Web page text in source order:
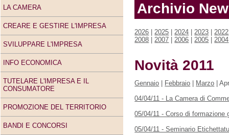
LA CAMERA
CREARE E GESTIRE L'IMPRESA
SVILUPPARE L'IMPRESA
INFO ECONOMICA
TUTELARE L'IMPRESA E IL
CONSUMATORE
PROMOZIONE DEL TERRITORIO
BANDI E CONCORSI
Archivio
2026 |2025 |2024 |2023 |2022
2008 |2007 |2006 |2005 |2004
Novità 2011
Gennaio | Febbraio | Marzo |
04/04/11 - La Camera di
05/04/11 - Corso di
05/04/11 - Seminario